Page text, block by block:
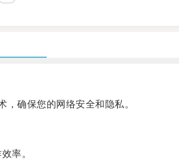
确保您的网络安全和隐私。
率。